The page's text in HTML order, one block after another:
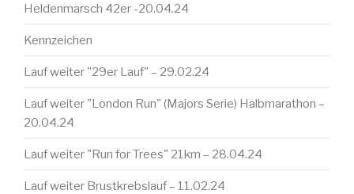
Heldenmarsch 42er -20.04.24
Kennzeichen
Lauf weiter "29er Lauf" – 29.02.24
Lauf weiter "London Run" (Majors Serie) Halbmarathon –
20.04.24
Lauf weiter "Run for Trees" 21km – 28.04.24
Lauf weiter Brustkrebslauf – 11.02.24